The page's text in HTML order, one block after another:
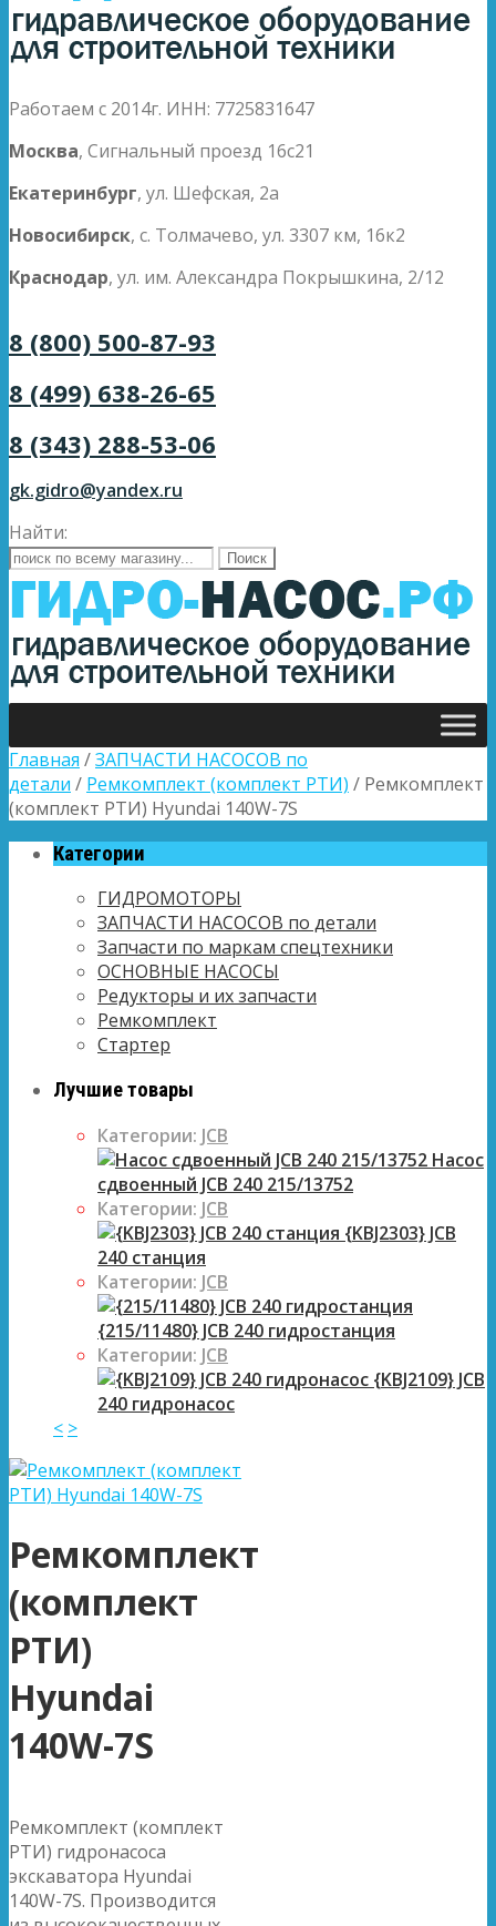
Работаем с 2014г. ИНН: 7725831647
Москва, Сигнальный проезд 16с21
Екатеринбург, ул. Шефская, 2а
Новосибирск, с. Толмачево, ул. 3307 км, 16к2
Краснодар, ул. им. Александра Покрышкина, 2/12
8 (800) 500-87-93
8 (499) 638-26-65
8 (343) 288-53-06
gk.gidro@yandex.ru
Найти:
Главная /ЗАПЧАСТИ НАСОСОВ по
детали / Ремкомплект (комплект РТИ) / Ремкомплект
(комплект РТИ) Hyundai 140W-7S
Категории
ГИДРОМОТОРЫ
ЗАПЧАСТИ НАСОСОВ по детали
Запчасти по маркам спецтехники
ОСНОВНЫЕ НАСОСЫ
Редукторы и их запчасти
Ремкомплект
Стартер
Лучшие товары
Категории: JCB
Насос
сдвоенный JCB 240 215/13752
Категории: JCB
{KBJ2303} JCB
240 станция
Категории: JCB
{215/11480} JCB 240 гидростанция
Категории: JCB
{KBJ2109} JCB
240 гидронасос
< >
Ремкомплект
(комплект
РТИ)
Hyundai
140W-7S
Ремкомплект (комплект
РТИ) гидронасоса
экскаватора Hyundai
140W-7S. Производится